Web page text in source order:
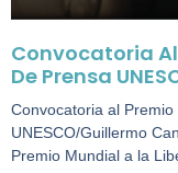
Convocatoria
De Prensa
Convocatoria al
UNESCO/Guillermo
Premio Mundial a la